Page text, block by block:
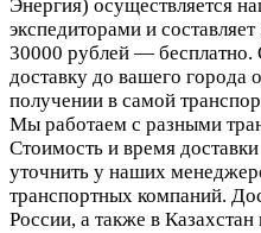
Энергия) осуществляется
экспедиторами и
30000 рублей — бесплатно.
доставку до вашего города
получении в самой
Мы работаем с разными
Стоимость и время
уточнить у наших
транспортных компаний.
России, а также в Казахстан